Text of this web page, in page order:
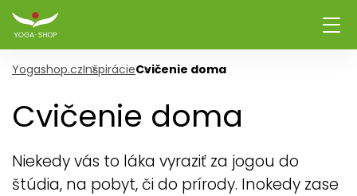
Yogashop.czInšpirácieCvičenie doma
Cvičenie doma
Niekedy vás to láka vyraziť za jogou do
štúdia, na pobyt, či do prírody. Inokedy zase